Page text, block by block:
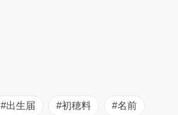
#出生届 #初穂料 #名前